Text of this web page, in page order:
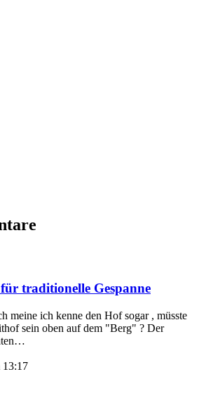
traditionelle Gespanne
meine ich kenne den Hof sogar , müsste
sein oben auf dem "Berg" ? Der
13:17